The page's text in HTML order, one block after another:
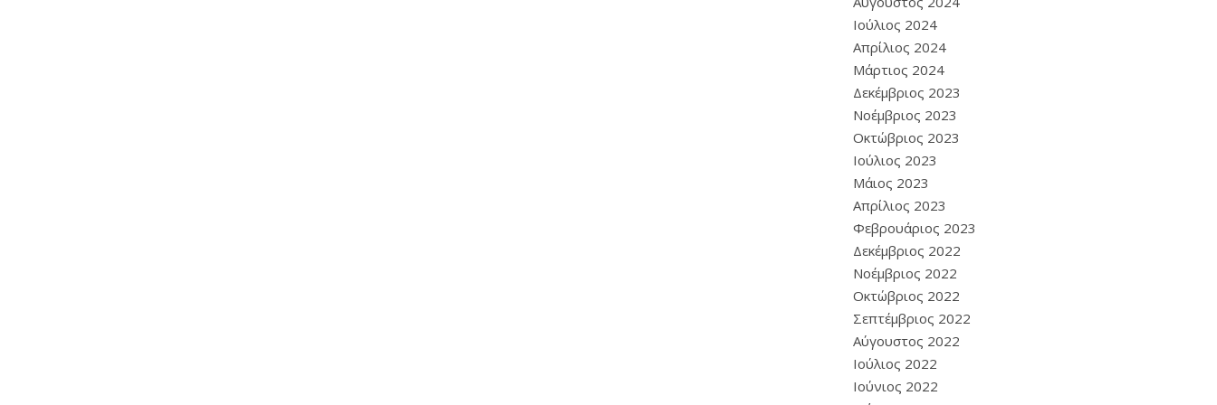
Ιούλιος 2024
Απρίλιος 2024
Μάρτιος 2024
Δεκέμβριος 2023
Νοέμβριος 2023
Οκτώβριος 2023
Ιούλιος 2023
Μάιος 2023
Απρίλιος 2023
Φεβρουάριος 2023
Δεκέμβριος 2022
Νοέμβριος 2022
Οκτώβριος 2022
Σεπτέμβριος 2022
Αύγουστος 2022
Ιούλιος 2022
Ιούνιος 2022